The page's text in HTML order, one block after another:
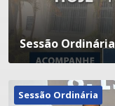
Sessão Ordinária
Sessão Ordinária